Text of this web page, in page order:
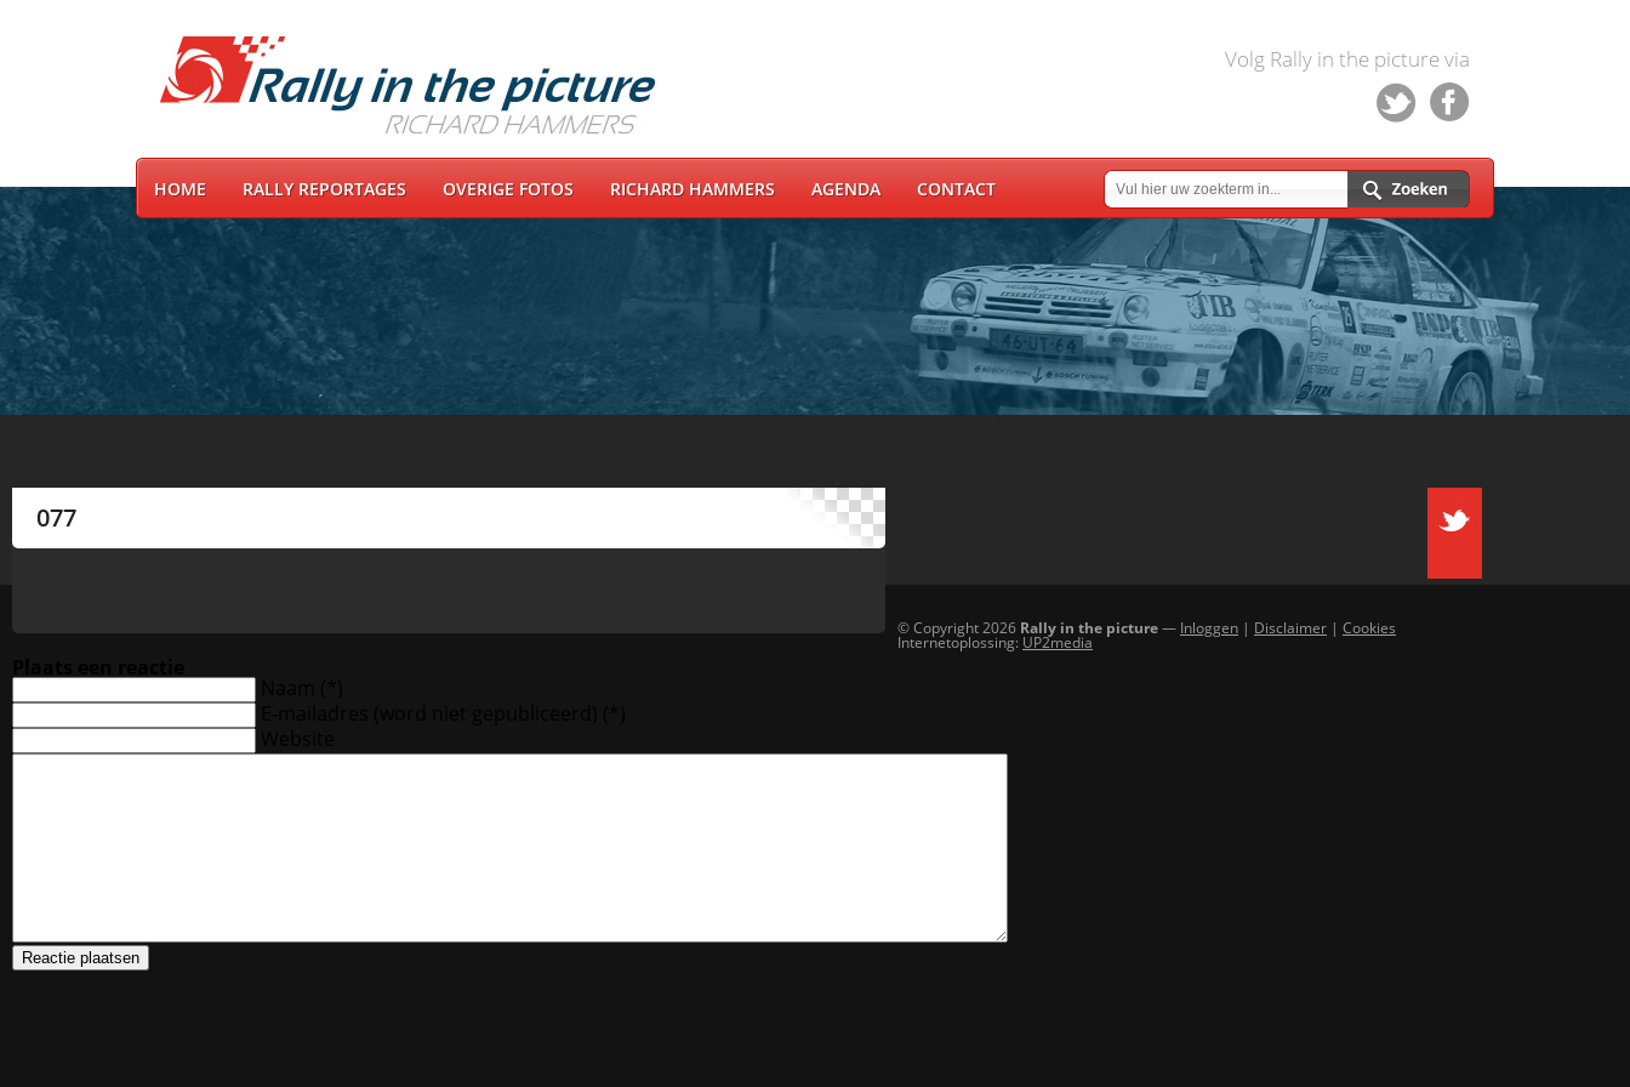
Volg Rally in the picture via
HOME RALLY REPORTAGES OVERIGE FOTOS RICHARD HAMMERS AGENDA CONTACT
077
© Copyright 2026 Rally in the picture— Inloggen | Disclaimer | Cookies
Internetoplossing: UP2media